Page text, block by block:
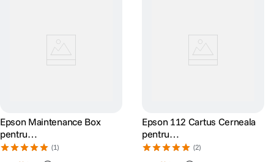
Epson Maintenance Box
pentru
L65xx/L151xx/L81xx/L8050
(1)
Epson 112 Cartus Cerneala
pentru
L15150/L15160/L11160/L65
50/L6570/M1514 127ml
(2)